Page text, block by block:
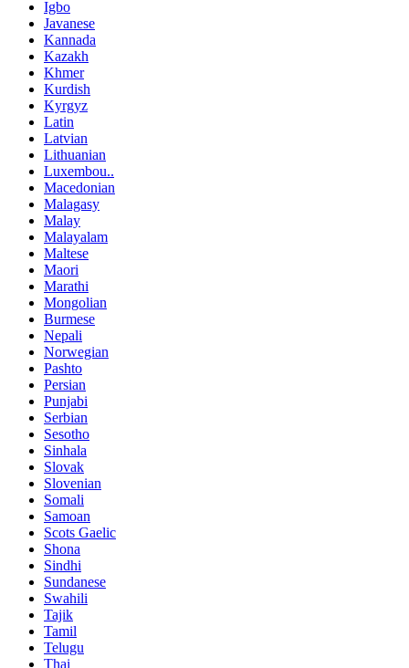
Igbo
Javanese
Kannada
Kazakh
Khmer
Kurdish
Kyrgyz
Latin
Latvian
Lithuanian
Luxembou..
Macedonian
Malagasy
Malay
Malayalam
Maltese
Maori
Marathi
Mongolian
Burmese
Nepali
Norwegian
Pashto
Persian
Punjabi
Serbian
Sesotho
Sinhala
Slovak
Slovenian
Somali
Samoan
Scots Gaelic
Shona
Sindhi
Sundanese
Swahili
Tajik
Tamil
Telugu
Thai